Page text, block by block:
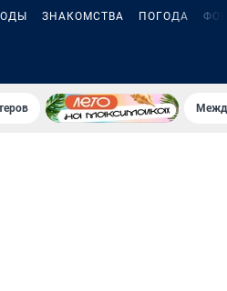
ЗНАКОМСТВА ПОГОДА